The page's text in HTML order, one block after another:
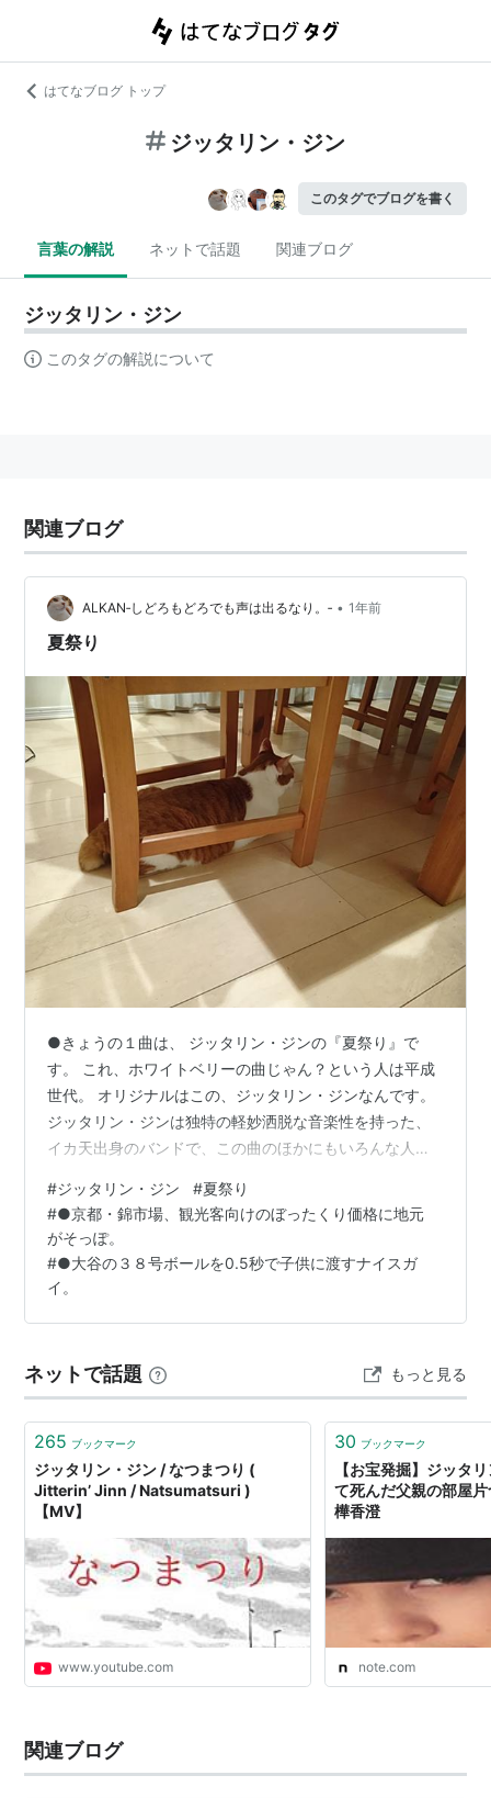
はてなブログ トップ
ジッタリン・ジン
このタグでブログを書く
言葉の解説 ネットで話題 関連ブログ
ジッタリン・ジン
このタグの解説について
関連ブログ
ALKAN‐しどろもどろでも声は出るなり。‐ • 1年前
夏祭り
●きょうの１曲は、 ジッタリン・ジンの『夏祭り』で
す。 これ、ホワイトベリーの曲じゃん？という人は平成
世代。 オリジナルはこの、ジッタリン・ジンなんです。
ジッタリン・ジンは独特の軽妙洒脱な音楽性を持った、
イカ天出身のバンドで、この曲のほかにもいろんな人に
お父さんかお母さんに訊いてください。 ●京都・錦市
場、観光客向けのぼったくり価格に地元がそっぽ。 これ
やっちゃダメだよね！ しかも、日本一の観光地、京都
が。 それで、地元民が、もう錦には行かん！とそっぽを
#ジッタリン・ジン #夏祭り
#●京都・錦市場、観光客向けのぼったくり価格に地元
がそっぽ。
#●大谷の３８号ボールを0.5秒で子供に渡すナイスガ
イ。
ネットで話題 もっと見る
265 ブックマーク
ジッタリン・ジン / なつまつり (
Jitterin’ Jinn / Natsumatsuri )
【MV】
www.youtube.com
30 ブックマーク
【お宝発掘】ジッタ
て死んだ父親の部屋
樺香澄
note.com
関連ブログ